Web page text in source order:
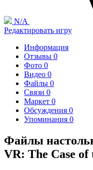
N/A
Редактировать игру
Информация
Отзывы 0
Фото 0
Видео 0
Файлы 0
Связи 0
Маркет 0
Обсуждения 0
Упоминания 0
Файлы
VR: The Case